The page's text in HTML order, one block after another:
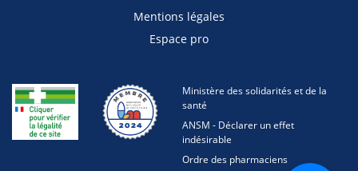
Mentions légales
Espace pro
Ministère des solidarités et de la
santé
ANSM - Déclarer un effet
indésirable
Ordre des pharmaciens